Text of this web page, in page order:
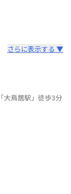
さらに表示する ▼
「大鳥居駅 」 徒歩3分